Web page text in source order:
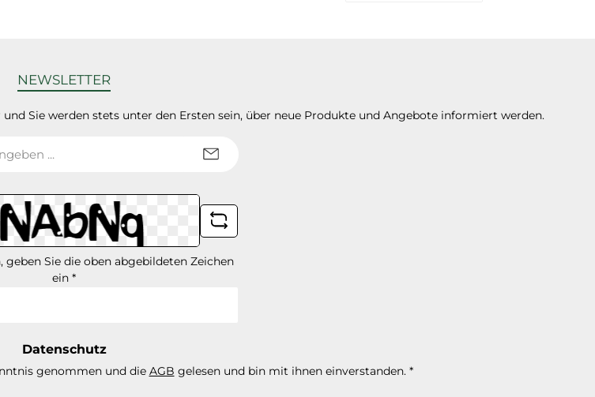
NEWSLETTER
Sie werden stets unter den Ersten sein, über neue Produkte und Angebote informiert werden.
geben Sie die oben abgebildeten Zeichen
ein *
Datenschutz
genommen und die AGB gelesen und bin mit ihnen einverstanden. *